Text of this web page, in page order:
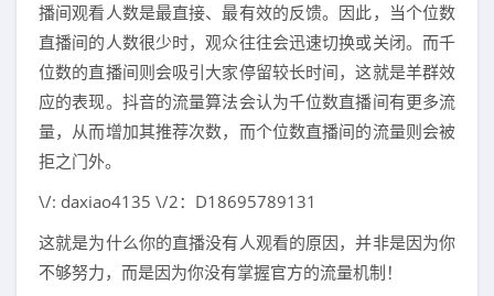
播间观看人数是最直接、最有效的反馈。因此，当个位数
直播间的人数很少时，观众往往会迅速切换或关闭。而千
位数的直播间则会吸引大家停留较长时间，这就是羊群效
应的表现。抖音的流量算法会认为千位数直播间有更多流
量，从而增加其推荐次数，而个位数直播间的流量则会被
拒之门外。
\/: daxiao4135 \/2：D18695789131
这就是为什么你的直播没有人观看的原因，并非是因为你
不够努力，而是因为你没有掌握官方的流量机制！